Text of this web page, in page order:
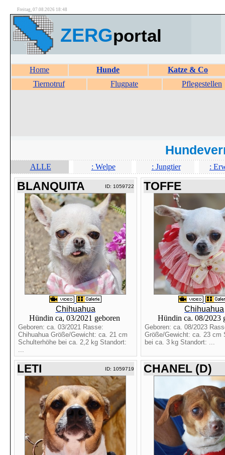
Freitag, 07.08.2026 18:48
ZERGportal
Home Hunde
Katze & Co
Tiernotruf
Flugpate Pflegestellen
ALLE : Welpe : Jungtier :
BLANQUITA ID: 1059722
Chihuahua
Hündin ca, 03/2021 geboren
Geboren: ca. 03/2021 Rasse:
Chihuahua Größe/Gewicht: ca. 21 cm
Schulterhöhe bei ca. 2,2 kg Standort:
...
TOFFE
Chihuahua
Hündin ca. 08/2023
Geboren: ca. 08/2023
Größe/Gewicht: ca. 23 cm
bei ca. 3 kg Standort: ...
LETI ID: 1059719 CHANEL (D)